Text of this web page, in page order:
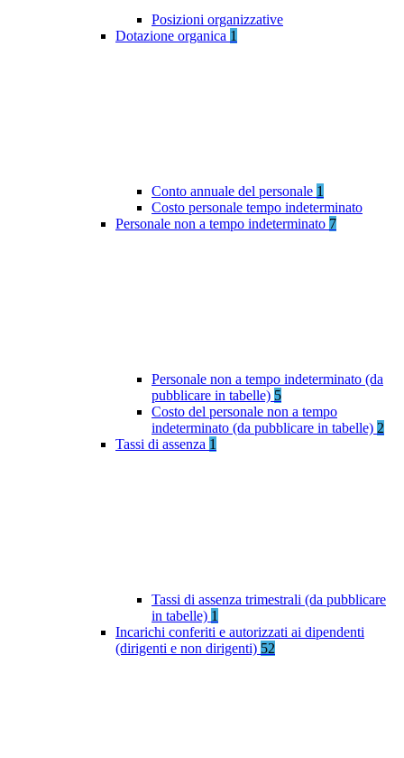
Posizioni organizzative
Dotazione organica 1
Conto annuale del personale 1
Costo personale tempo indeterminato
Personale non a tempo indeterminato 7
Personale non a tempo indeterminato (da
pubblicare in tabelle) 5
Costo del personale non a tempo
indeterminato (da pubblicare in tabelle) 2
Tassi di assenza 1
Tassi di assenza trimestrali (da pubblicare
in tabelle) 1
Incarichi conferiti e autorizzati ai dipendenti
(dirigenti e non dirigenti) 52